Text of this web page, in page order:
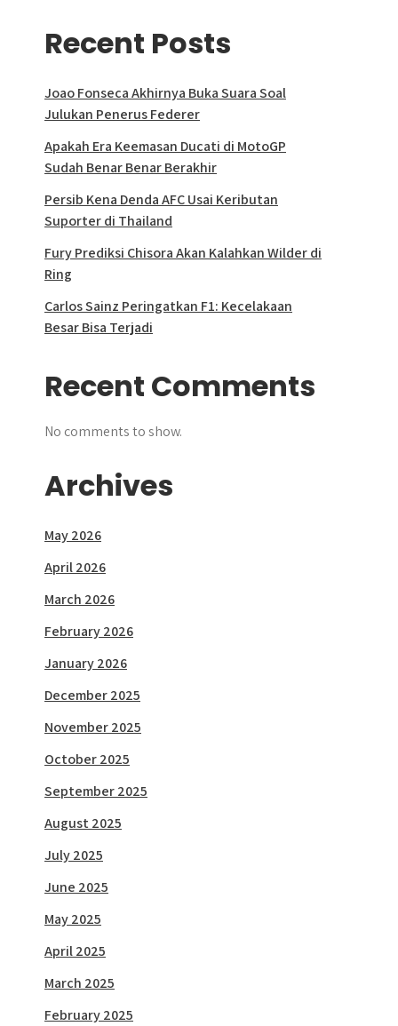
Recent Posts
Joao Fonseca Akhirnya Buka Suara Soal
Julukan Penerus Federer
Apakah Era Keemasan Ducati di MotoGP
Sudah Benar Benar Berakhir
Persib Kena Denda AFC Usai Keributan
Suporter di Thailand
Fury Prediksi Chisora Akan Kalahkan Wilder di
Ring
Carlos Sainz Peringatkan F1: Kecelakaan
Besar Bisa Terjadi
Recent Comments
No comments to show.
Archives
May 2026
April 2026
March 2026
February 2026
January 2026
December 2025
November 2025
October 2025
September 2025
August 2025
July 2025
June 2025
May 2025
April 2025
March 2025
February 2025